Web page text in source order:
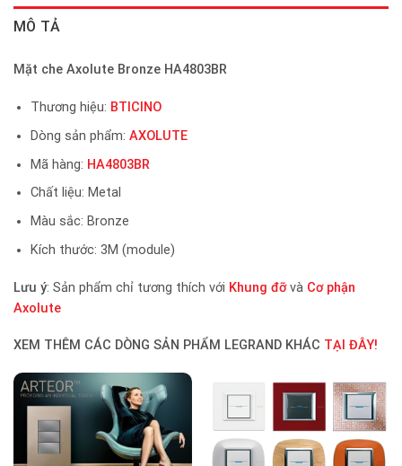
MÔ TẢ
Mặt che Axolute Bronze HA4803BR
Thương hiệu: BTICINO
Dòng sản phẩm: AXOLUTE
Mã hàng: HA4803BR
Chất liệu: Metal
Màu sắc: Bronze
Kích thước: 3M (module)
Lưu ý: Sản phẩm chỉ tương thích với Khung đỡvà Cơ phận
Axolute
XEM THÊM CÁC DÒNG SẢN PHẨM LEGRAND KHÁC TẠI ĐÂY!